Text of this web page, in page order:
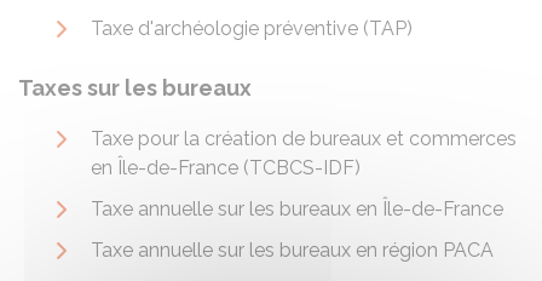
Taxe d'archéologie préventive (TAP)
Taxes sur les bureaux
Taxe pour la création de bureaux et commerces
en Île-de-France (TCBCS-IDF)
Taxe annuelle sur les bureaux en Île-de-France
Taxe annuelle sur les bureaux en région PACA